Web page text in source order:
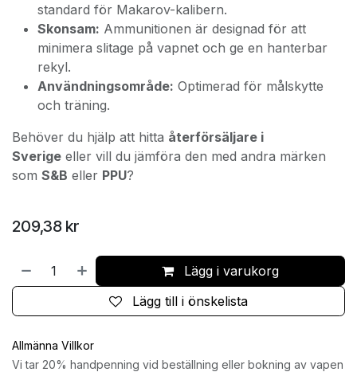
standard för Makarov-kalibern.
Skonsam: Ammunitionen är designad för att
minimera slitage på vapnet och ge en hanterbar
rekyl.
Användningsområde: Optimerad för målskytte
och träning.
Behöver du hjälp att hitta återförsäljare i
Sverige eller vill du jämföra den med andra märken
som S&B eller PPU?
209,38 kr
Lägg i varukorg
Lägg till i önskelista
Allmänna Villkor
Vi tar 20% handpenning vid beställning eller bokning av vapen